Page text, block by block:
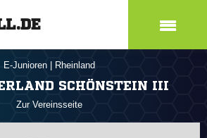
E-Junioren Rheinland
SCHÖNSTEIN III
Zur Vereinsseite